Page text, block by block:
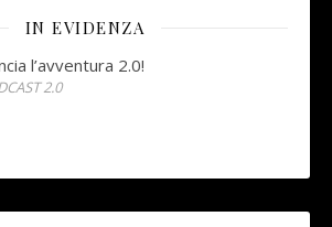
IN EVIDENZA
l’avventura 2.0!
2.0